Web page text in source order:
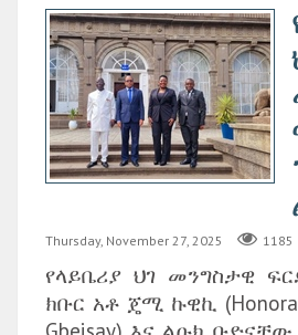
Thursday, November 27, 2025 1185
የላይቤሪያ ህገ መንግስታዊ
ክቡር አቶ ጄሚ ኩዊኪ